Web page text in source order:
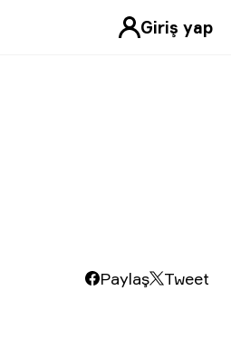
Giriş yap
Paylaş Tweet